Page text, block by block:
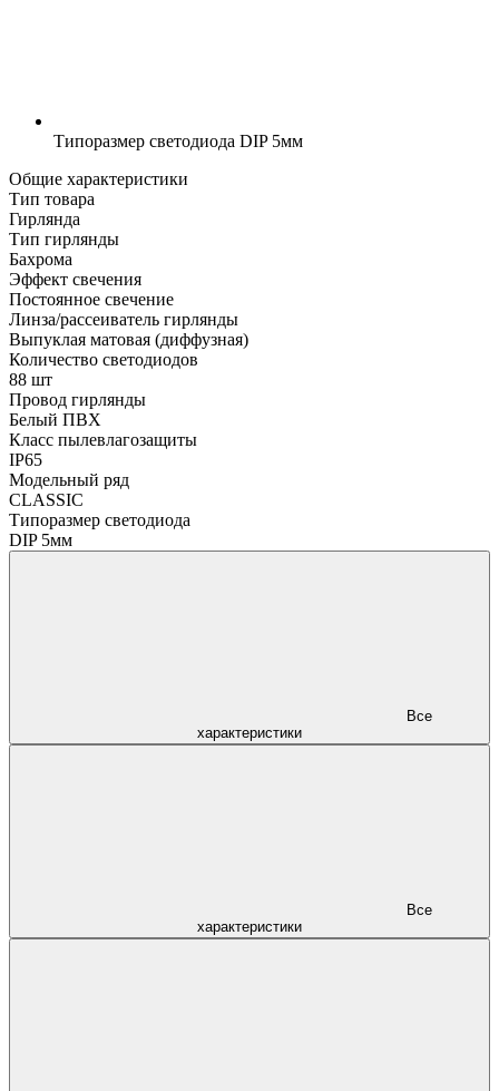
Типоразмер светодиода DIP 5мм
Общие характеристики
Тип товара
Гирлянда
Тип гирлянды
Бахрома
Эффект свечения
Постоянное свечение
Линза/рассеиватель гирлянды
Выпуклая матовая (диффузная)
Количество светодиодов
88 шт
Провод гирлянды
Белый ПВХ
Класс пылевлагозащиты
IP65
Модельный ряд
CLASSIC
Типоразмер светодиода
DIP 5мм
характеристики
характеристики